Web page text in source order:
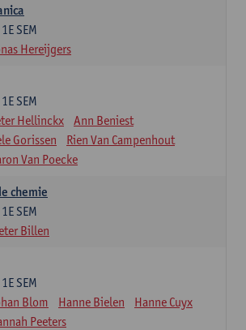
1E SEM
Hereijgers
1E SEM
Hellinckx
Ann Beniest
Gorissen
Rien Van Campenhout
Van Poecke
chemie
1E SEM
Billen
1E SEM
Blom Hanne Bielen
Hanne Cuyx
Peeters